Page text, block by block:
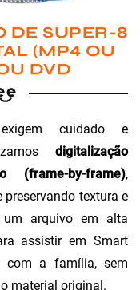
DE SUPER-8
(MP4 OU
DVD
cuidado e
digitalização
(frame-by-frame),
preservando textura e
arquivo em alta
assistir em Smart
com a família, sem
material original.